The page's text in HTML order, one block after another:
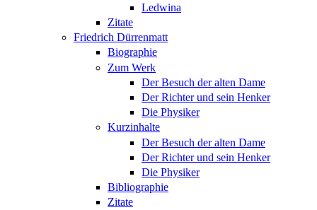
Ledwina
Zitate
Friedrich Dürrenmatt
Biographie
Zum Werk
Der Besuch der alten Dame
Der Richter und sein Henker
Die Physiker
Kurzinhalte
Der Besuch der alten Dame
Der Richter und sein Henker
Die Physiker
Bibliographie
Zitate